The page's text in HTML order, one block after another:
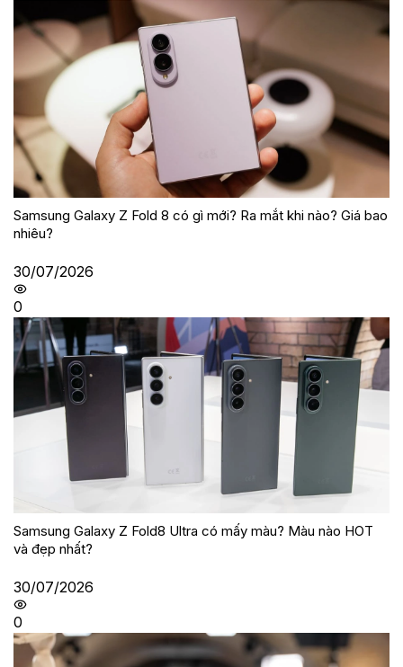
Samsung Galaxy Z Fold 8 có gì mới? Ra mắt khi nào? Giá bao
nhiêu?
30/07/2026
0
Samsung Galaxy Z Fold8 Ultra có mấy màu? Màu nào HOT
và đẹp nhất?
30/07/2026
0